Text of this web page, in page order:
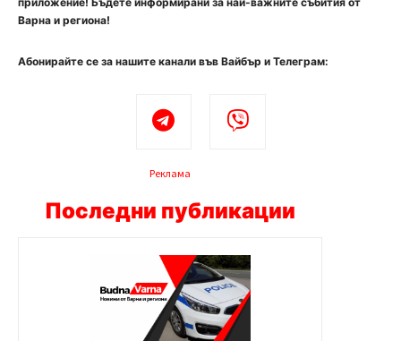
Варна и региона!
Абонирайте се за нашите канали във Вайбър и Телеграм:
Реклама
Последни публикации